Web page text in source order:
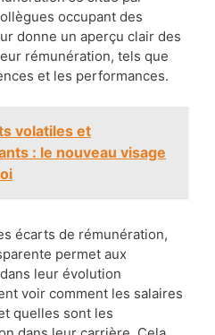
occupant des
donne un aperçu clair des
rémunération, tels que
et les performances.
volatiles et
: le nouveau visage
écarts de rémunération,
permet aux
leur évolution
voir comment les salaires
quelles sont les